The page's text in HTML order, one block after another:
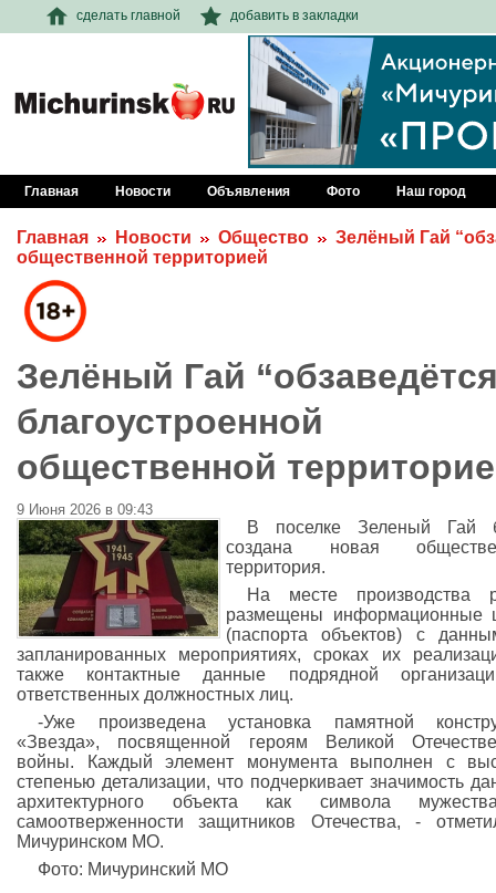
сделать главной добавить в закладки
Главная Новости Объявления Фото Наш город
Главная Новости Общество
Зелёный Гай
общественной территорией
Зелёный Гай
благоустроенной
общественной
9 Июня 2026 в 09:43
В поселке Зеленый Гай
создана новая
территория.
На месте производства
размещены информационные
(паспорта объектов) с
запланированных мероприятиях, сроках их
также контактные данные подрядной
ответственных должностных лиц.
-Уже произведена установка памятной
«Звезда», посвященной героям Великой
войны. Каждый элемент монумента выполнен с
степенью детализации, что подчеркивает значимость
архитектурного объекта как символа
самоотверженности защитников Отечества, -
Мичуринском МО.
Фото: Мичуринский МО